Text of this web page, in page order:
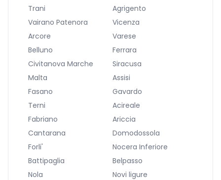
Trani
Agrigento
Vairano Patenora
Vicenza
Arcore
Varese
Belluno
Ferrara
Civitanova Marche
Siracusa
Malta
Assisi
Fasano
Gavardo
Terni
Acireale
Fabriano
Ariccia
Cantarana
Domodossola
Forli'
Nocera Inferiore
Battipaglia
Belpasso
Nola
Novi ligure